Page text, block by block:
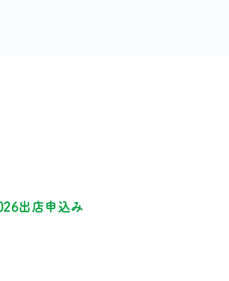
出店申込み